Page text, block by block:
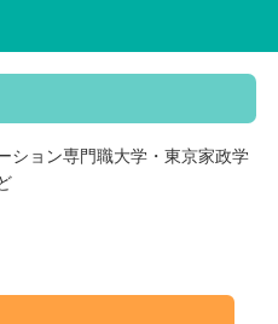
ション専門職大学・東京家政学